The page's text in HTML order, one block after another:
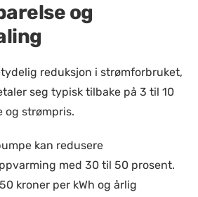
og
reduksjon i strømforbruket,
seg typisk tilbake på 3 til 10
og strømpris.
kan redusere
med 30 til 50 prosent.
kroner per kWh og årlig